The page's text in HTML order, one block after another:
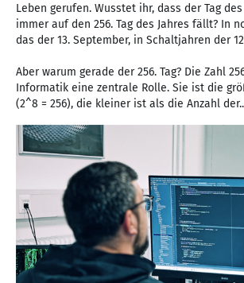
Leben gerufen. Wusstet ihr, dass der Tag
immer auf den 256. Tag des Jahres fällt? In
das der 13. September, in Schaltjahren der
Aber warum gerade der 256. Tag? Die Zahl
Informatik eine zentrale Rolle. Sie ist die
(2^8 = 256), die kleiner ist als die Anzahl